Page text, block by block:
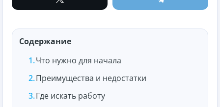
Содержание
Что нужно для начала
Преимущества и недостатки
Где искать работу